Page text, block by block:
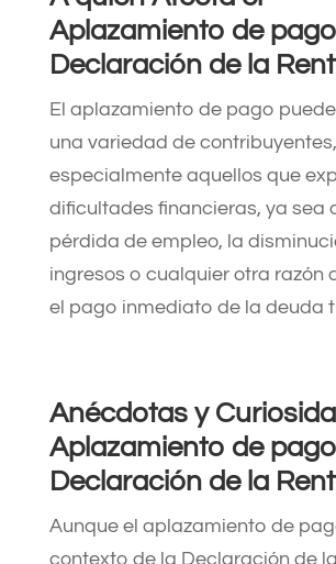
Aplazamiento de
Declaración de la
El aplazamiento de pago
una variedad de contribuyentes,
especialmente aquellos que
dificultades financieras, ya sea
pérdida de empleo, la
ingresos o cualquier otra razón
el pago inmediato de la deuda
Anécdotas y
Aplazamiento de
Declaración de la
Aunque el aplazamiento de
contexto de la Declaración de